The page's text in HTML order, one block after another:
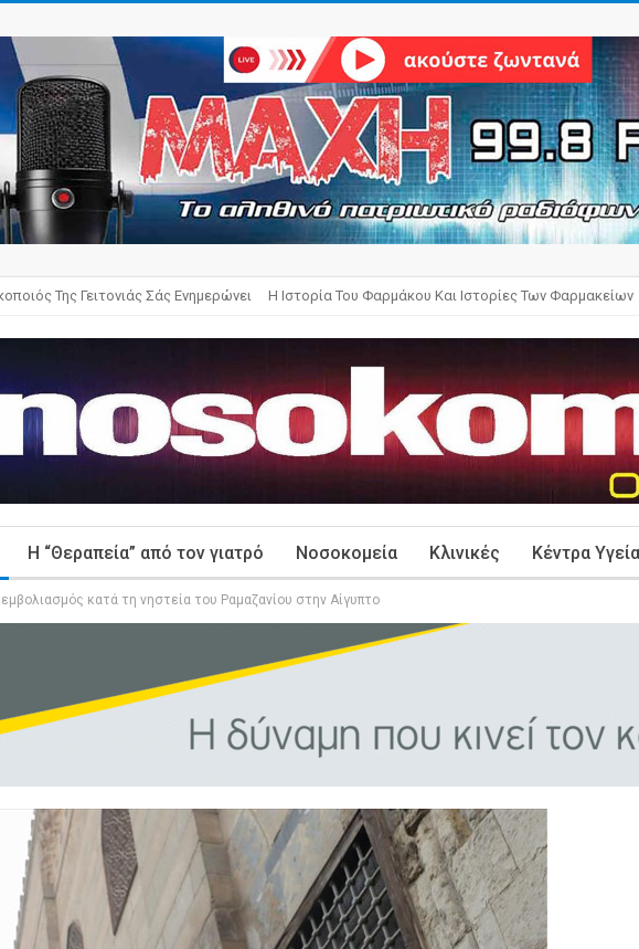
Της Γειτονιάς Σάς Ενημερώνει Η Ιστορία Του Φαρμάκου Και Ιστορίες Των Φαρμακείων
Η “Θεραπεία” από τον γιατρό Νοσοκομεία Κλινικές Κέντρα
κατά τη νηστεία του Ραμαζανίου στην Αίγυπτο